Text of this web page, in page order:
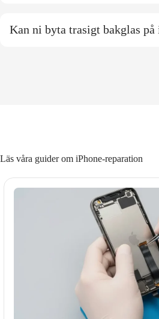
Kan ni byta trasigt bakglas på
Läs våra guider om iPhone-reparation